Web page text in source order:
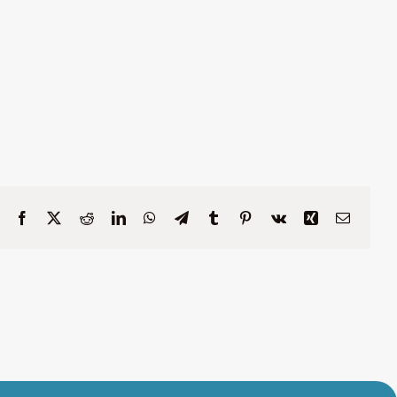
Facebook RedditLinkedInWhatsApp
TelegramTumblr Pinterest
Vk XingEmail